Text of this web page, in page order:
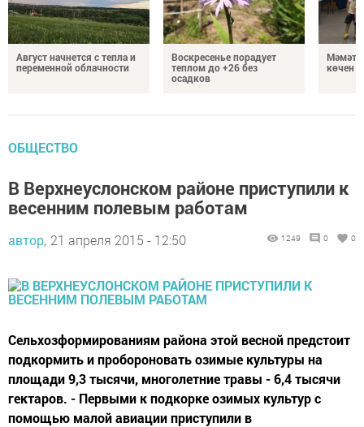
Август начнется с тепла и
переменной облачности
Воскресенье порадует
теплом до +26 без
осадков
көчен
ОБЩЕСТВО
В Верхнеуслонском районе приступили к
весенним полевым работам
автор, 21 апреля 2015 - 12:50 1249 0 0
Сельхозформированиям района этой весной предстоит
подкормить и пробороновать озимые культуры на
площади 9,3 тысячи, многолетние травы - 6,4 тысячи
гектаров. - Первыми к подкорке озимых культур с
помощью малой авиации приступили в